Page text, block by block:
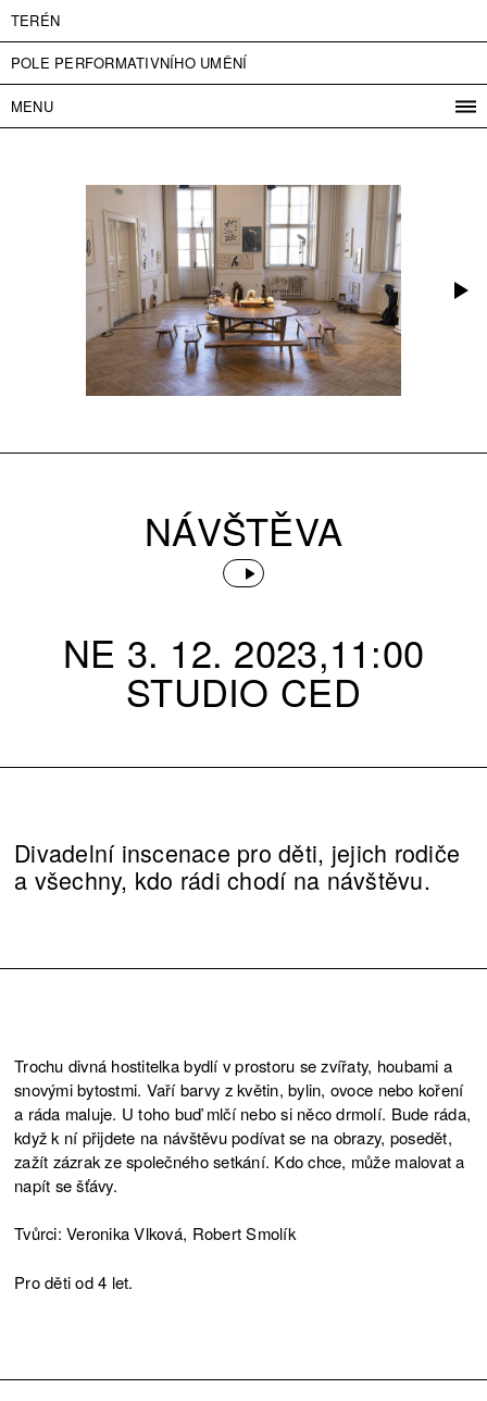
TERÉN
POLE PERFORMATIVNÍHO UMĚNÍ
MENU
VSTUPNÉ
PARTNEŘI
ENGLISH
NÁVŠTĚVA
NE 3. 12. 2023,11:00
STUDIO CED
Divadelní inscenace pro děti, jejich rodiče
a všechny, kdo rádi chodí na návštěvu.
Trochu divná hostitelka bydlí v prostoru se zvířaty, houbami a
snovými bytostmi. Vaří barvy z květin, bylin, ovoce nebo koření
a ráda maluje. U toho buď mlčí nebo si něco drmolí. Bude ráda,
když k ní přijdete na návštěvu podívat se na obrazy, posedět,
zažít zázrak ze společného setkání. Kdo chce, může malovat a
napít se šťávy.
Tvůrci: Veronika Vlková, Robert Smolík
Pro děti od 4 let.